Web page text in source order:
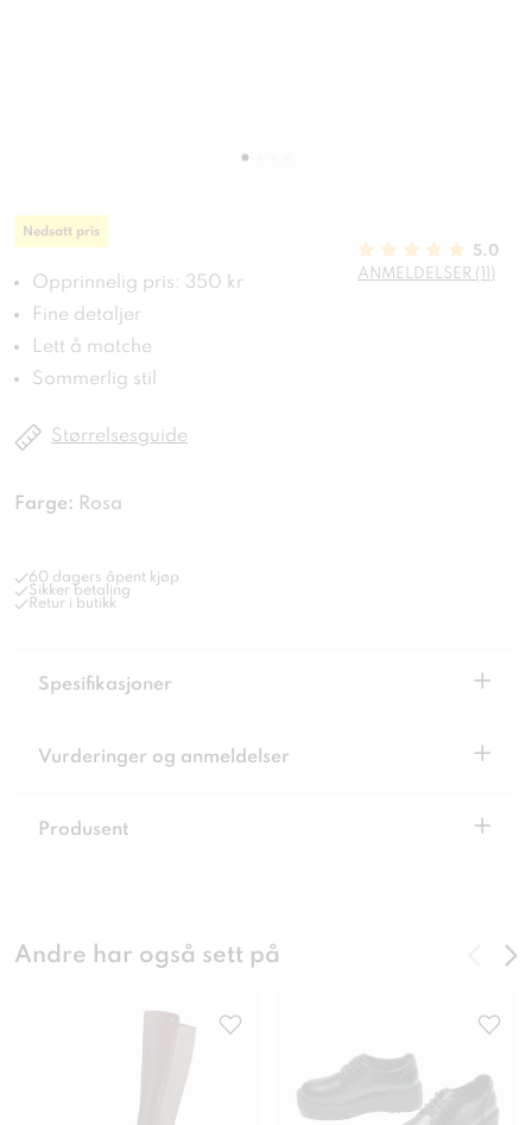
Nedsatt pris
Opprinnelig pris: 350 kr
Fine detaljer
Lett å matche
Sommerlig stil
5.0
ANMELDELSER (11)
Størrelsesguide
Farge: Rosa
60 dagers åpent kjøp
Sikker betaling
Retur i butikk
Spesifikasjoner +
Vurderinger og anmeldelser +
Produsent +
Andre har også sett på